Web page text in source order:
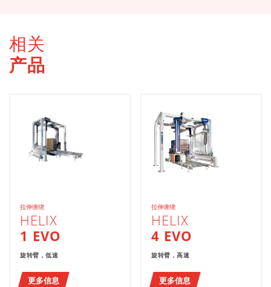
相关
产品
拉伸缠绕
HELIX
1 EVO
旋转臂，低速
更多信息
拉伸缠绕
HELIX
4 EVO
旋转臂，高速
更多信息